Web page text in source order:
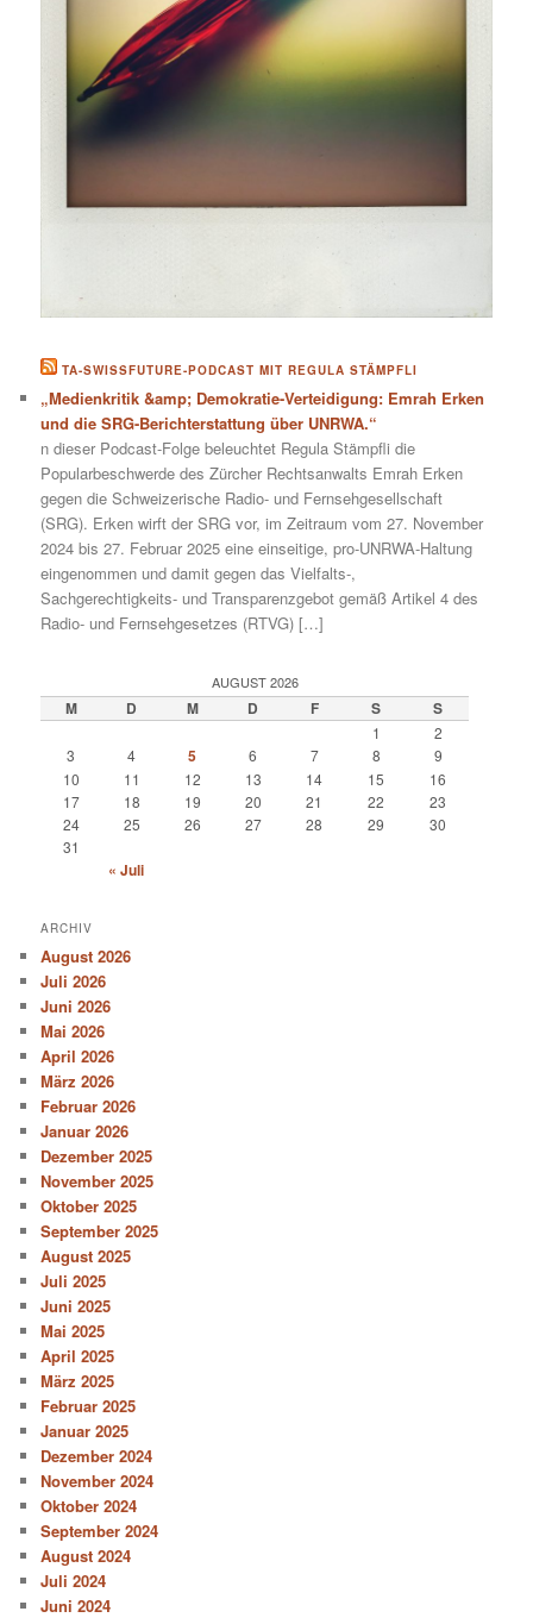
TA-SWISSFUTURE-PODCAST MIT REGULA STÄMPFLI
„Medienkritik &amp; Demokratie-Verteidigung: Emrah Erken
und die SRG-Berichterstattung über UNRWA.“
n dieser Podcast-Folge beleuchtet Regula Stämpfli die
Popularbeschwerde des Zürcher Rechtsanwalts Emrah Erken
gegen die Schweizerische Radio- und Fernsehgesellschaft
(SRG). Erken wirft der SRG vor, im Zeitraum vom 27. November
2024 bis 27. Februar 2025 eine einseitige, pro-UNRWA-Haltung
eingenommen und damit gegen das Vielfalts-,
Sachgerechtigkeits- und Transparenzgebot gemäß Artikel 4 des
Radio- und Fernsehgesetzes (RTVG) […]
AUGUST 2026
M D M D F S S
1
2
3
4 5 6 7 8
9
10
11 12 13 14 15
16
17
18 19 20 21 22
23
24
25 26 27 28 29
30
31
« Juli
ARCHIV
August 2026
Juli 2026
Juni 2026
Mai 2026
April 2026
März 2026
Februar 2026
Januar 2026
Dezember 2025
November 2025
Oktober 2025
September 2025
August 2025
Juli 2025
Juni 2025
Mai 2025
April 2025
März 2025
Februar 2025
Januar 2025
Dezember 2024
November 2024
Oktober 2024
September 2024
August 2024
Juli 2024
Juni 2024